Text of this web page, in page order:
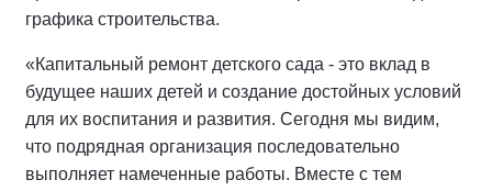
графика строительства.
«Капитальный ремонт детского сада - это вклад в
будущее наших детей и создание достойных условий
для их воспитания и развития. Сегодня мы видим,
что подрядная организация последовательно
выполняет намеченные работы. Вместе с тем